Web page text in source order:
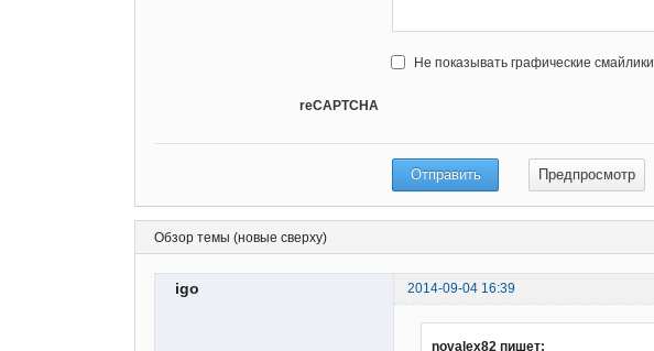
Не показывать графические смайлики
reCAPTCHA
Обзор темы (новые сверху)
igo 2014-09-04 16:39
novalex82 пишет: